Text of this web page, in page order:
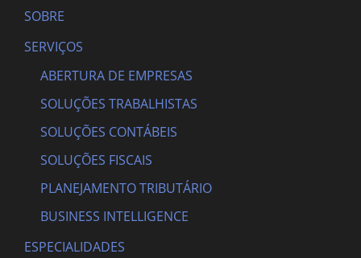
SOBRE
SERVIÇOS
ABERTURA DE EMPRESAS
SOLUÇÕES TRABALHISTAS
SOLUÇÕES CONTÁBEIS
SOLUÇÕES FISCAIS
PLANEJAMENTO TRIBUTÁRIO
BUSINESS INTELLIGENCE
ESPECIALIDADES